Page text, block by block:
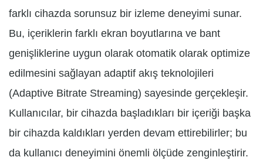
farklı cihazda sorunsuz bir izleme deneyimi sunar.
Bu, içeriklerin farklı ekran boyutlarına ve bant
genişliklerine uygun olarak otomatik olarak optimize
edilmesini sağlayan adaptif akış teknolojileri
(Adaptive Bitrate Streaming) sayesinde gerçekleşir.
Kullanıcılar, bir cihazda başladıkları bir içeriği başka
bir cihazda kaldıkları yerden devam ettirebilirler; bu
da kullanıcı deneyimini önemli ölçüde zenginleştirir.